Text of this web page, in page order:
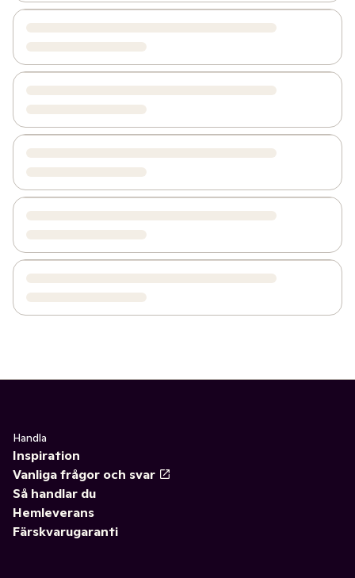
Handla
Inspiration
Vanliga frågor och svar
Så handlar du
Hemleverans
Färskvarugaranti